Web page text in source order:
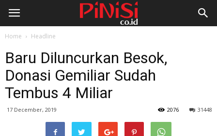
Home Headline
Baru Diluncurkan Besok,
Donasi Gemiliar Sudah
Tembus 4 Miliar
17 December, 2019 31448
2076